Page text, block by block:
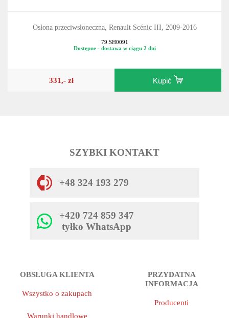
Osłona przeciwsłoneczna, Renault Scénic III, 2009-2016
79.SH0091
Dostępne - dostawa w ciągu 2 dni
331,- zł Kupić
SZYBKI KONTAKT
+48 324 193 279
+420 724 859 347
tyłko WhatsApp
OBSŁUGA KLIENTA
Wszystko o zakupach
Warunki handlowe
PRZYDATNA
INFORMACJA
Producenti